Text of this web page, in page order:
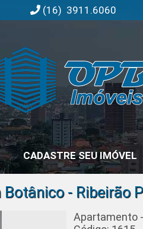
(16) 3911.6060
CADASTRE SEU IMÓVEL
- Ribeirão
Apartamento